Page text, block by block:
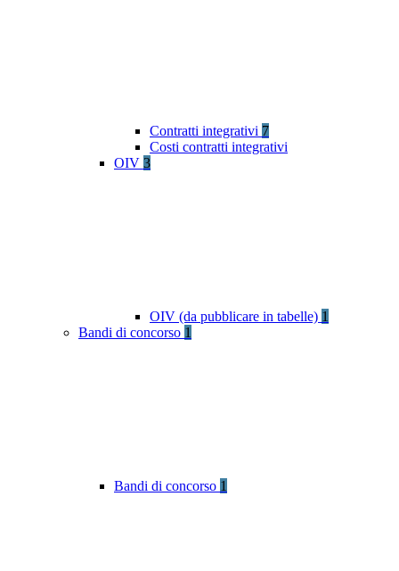
Contratti integrativi 7
Costi contratti integrativi
OIV 3
OIV (da pubblicare in tabelle) 1
Bandi di concorso 1
Bandi di concorso 1